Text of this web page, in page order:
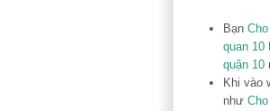
Bạn
quan 10
quận 10
Khi vào
như